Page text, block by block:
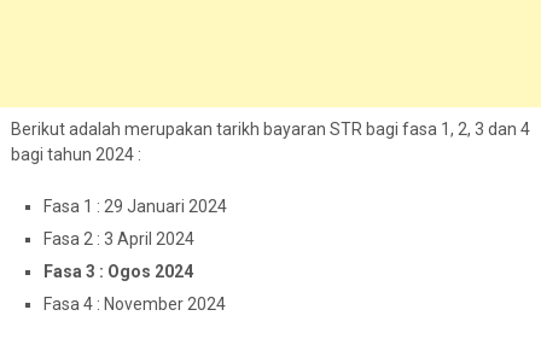
Berikut adalah merupakan tarikh bayaran STR bagi fasa 1, 2, 3 dan 4
bagi tahun 2024 :
Fasa 1 : 29 Januari 2024
Fasa 2 : 3 April 2024
Fasa 3 : Ogos 2024
Fasa 4 : November 2024